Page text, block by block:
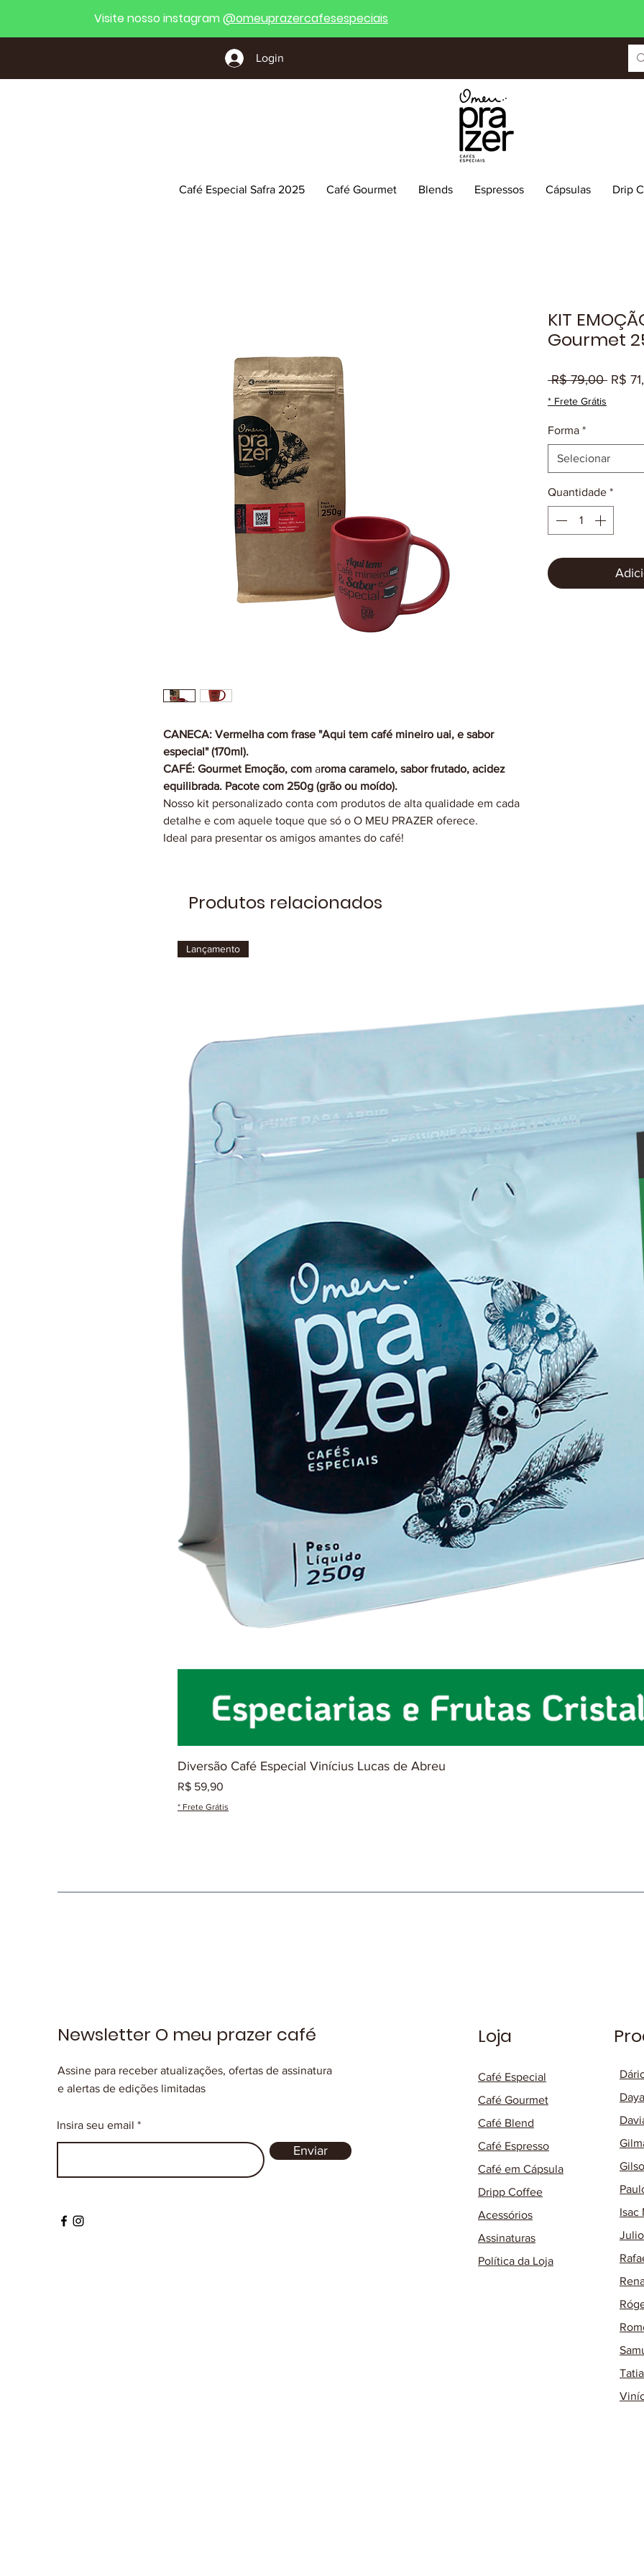
Visite nosso instagram@omeuprazercafesespeciais
Login
Café Especial Safra 2025 Café Gourmet Blends Espressos Cápsulas Drip
CANECA: Vermelha com frase "Aqui tem café mineiro uai, e sabor
especial" (170ml).
CAFÉ: Gourmet Emoção, com aroma caramelo, sabor frutado, acidez
equilibrada. Pacote com 250g (grão ou moído).
Nosso kit personalizado conta com produtos de alta qualidade em cada
detalhe e com aquele toque que só o O MEU PRAZER oferece.
Ideal para presentar os amigos amantes do café!
KIT
Gourmet
R$ 79,00 Preço
R$
* Frete Grátis
Forma *
Selecionar
Quantidade *
Produtos relacionados
Lançamento
Diversão Café Especial Vinícius Lucas de Abreu
Preço
R$ 59,90
* Frete Grátis
Newsletter O meu prazer café
Assine para receber atualizações, ofertas de assinatura
e alertas de edições limitadas
Insira seu email
Enviar
Loja
Café Especial
Café Gourmet
Café Blend
Café Espresso
Café em Cápsula
Dripp Coffee
Acessórios
Assinaturas
Política da Loja
Isac